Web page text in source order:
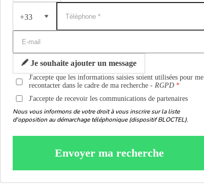
+33
Je souhaite ajouter un message
J'accepte que les informations saisies soient utilisées pour me
recontacter dans le cadre de ma recherche -RGPD
J'accepte de recevoir les communications de partenaires
Nous vous informons de votre droit à vous inscrire sur la liste
d'opposition au démarchage téléphonique (dispositif BLOCTEL).
Envoyer ma recherche